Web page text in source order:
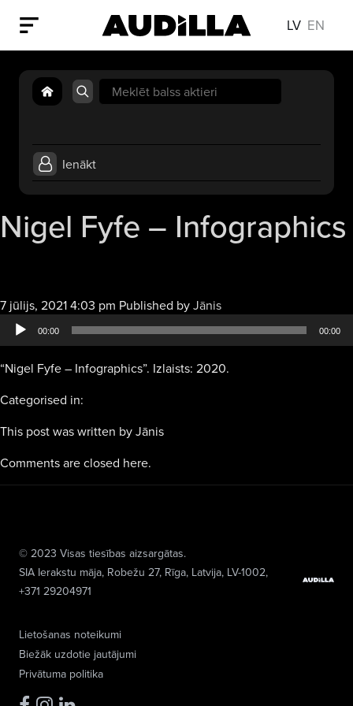
LV EN
Search
for:
Ienākt
Nigel Fyfe – Infographics
7 jūlijs, 2021 4:03 pm Published byJānisAudio
atskaņotājs
00:00 00:00
“Nigel Fyfe – Infographics”. Izlaists: 2020.
Categorised in:
This post was written by Jānis
Comments are closed here.
Lietošanas noteikumi
Biežāk uzdotie jautājumi
Privātuma politika
© 2023 Visas tiesības aizsargātas.
SIA Ierakstu māja, Robežu 27, Rīga, Latvija, LV-1002,
+371 29204971